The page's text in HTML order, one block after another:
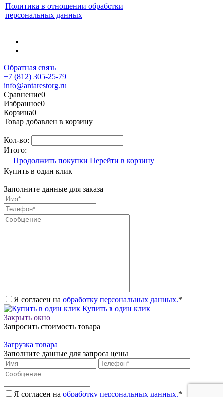
Политика в отношении обработки
персональных данных
Обратная связь
+7 (812) 305-25-79
info@antarestorg.ru
Сравнение0
Избранное0
Корзина0
Товар добавлен в корзину
Кол-во:
Итого:
Продолжить покупки Перейти в корзину
Купить в один клик
Заполните данные для заказа
Я согласен на обработку персональных данных.*
Купить в один клик
Закрыть окно
Запросить стоимость товара
Загрузка товара
Заполните данные для запроса цены
Я согласен на обработку персональных данных.*